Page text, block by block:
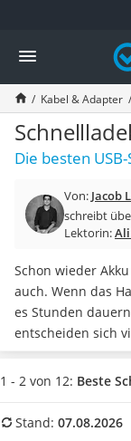
Die beliebtesten
Elektronik
Powerstation
Monitor 32 Zoll 4K
Fernseher
Drucker
Desktop-PC
Diascanner
Laser-
Powerstation mit
Gaming-PC
Soundbar
17-Zoll-Laptop
Satellitenschüssel
Gaming-Headset
Tablets unter 200 Euro
Kabel & Adapter
Die besten
Von: Jacob
schreibt
Lektorin:
Schon wieder
auch. Wenn das
es Stunden
entscheiden sich
Dieses benötigen
Schnellladegerät
Wählen Sie jetzt
1 - 2 von 12: Beste
Stand: 07.08.2026